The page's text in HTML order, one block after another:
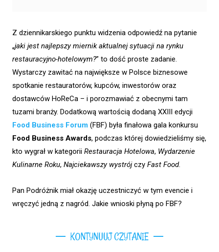
Z dziennikarskiego punktu widzenia odpowiedź na pytanie
„jaki jest najlepszy miernik aktualnej sytuacji na rynku
restauracyjno-hotelowym?” to dość proste zadanie.
Wystarczy zawitać na największe w Polsce biznesowe
spotkanie restauratorów, kupców, inwestorów oraz
dostawców HoReCa – i porozmawiać z obecnymi tam
tuzami branży. Dodatkową wartością dodaną XXIII edycji
Food Business Forum (FBF) była finałowa gala konkursu
Food Business Awards, podczas której dowiedzieliśmy się,
kto wygrał w kategorii Restauracja Hotelowa, Wydarzenie
Kulinarne Roku, Najciekawszy wystrójczy Fast Food.
Pan Podróżnik miał okazję uczestniczyć w tym evencie i
wręczyć jedną z nagród. Jakie wnioski płyną po FBF?
KONTYNUUJ CZYTANIE